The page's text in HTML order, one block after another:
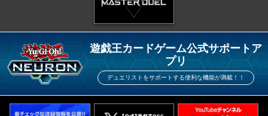
遊戯王カードゲーム公式サポートア
プリ
デュエリストをサポートする便利な機能が満載！！